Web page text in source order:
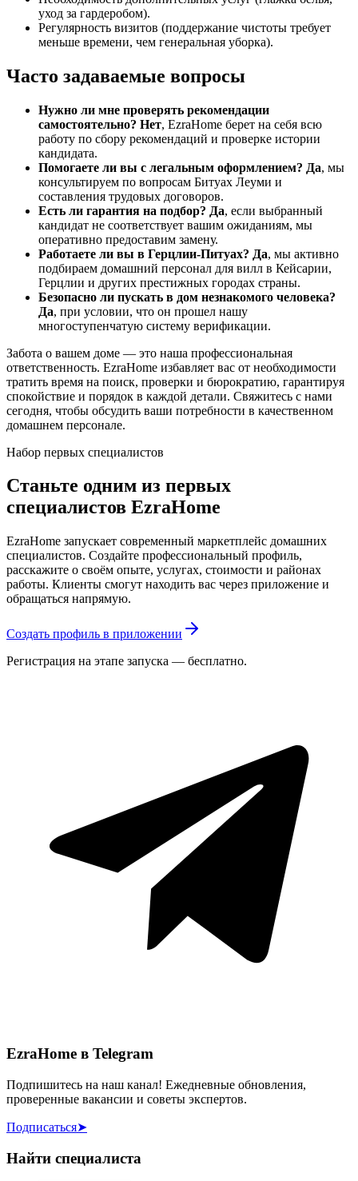
уход за гардеробом).
Регулярность визитов (поддержание чистоты требует
меньше времени, чем генеральная уборка).
Часто задаваемые вопросы
Нужно ли мне проверять рекомендации
самостоятельно? Нет, EzraHome берет на себя всю
работу по сбору рекомендаций и проверке истории
кандидата.
Помогаете ли вы с легальным оформлением? Да, мы
консультируем по вопросам Битуах Леуми и
составления трудовых договоров.
Есть ли гарантия на подбор? Да, если выбранный
кандидат не соответствует вашим ожиданиям, мы
оперативно предоставим замену.
Работаете ли вы в Герцлии-Питуах? Да, мы активно
подбираем домашний персонал для вилл в Кейсарии,
Герцлии и других престижных городах страны.
Безопасно ли пускать в дом незнакомого человека?
Да, при условии, что он прошел нашу
многоступенчатую систему верификации.
Забота о вашем доме — это наша профессиональная
ответственность. EzraHome избавляет вас от необходимости
тратить время на поиск, проверки и бюрократию, гарантируя
спокойствие и порядок в каждой детали. Свяжитесь с нами
сегодня, чтобы обсудить ваши потребности в качественном
домашнем персонале.
Набор первых специалистов
Станьте одним из первых
специалистов EzraHome
EzraHome запускает современный маркетплейс домашних
специалистов. Создайте профессиональный профиль,
расскажите о своём опыте, услугах, стоимости и районах
работы. Клиенты смогут находить вас через приложение и
обращаться напрямую.
Создать профиль в приложении
Регистрация на этапе запуска — бесплатно.
EzraHome в Telegram
Подпишитесь на наш канал! Ежедневные обновления,
проверенные вакансии и советы экспертов.
Подписаться➤
Найти специалиста